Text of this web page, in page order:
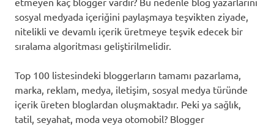
sosyal medyada içeriğini paylaşmaya teşvikten ziyade,
nitelikli ve devamlı içerik üretmeye teşvik edecek bir
sıralama algoritması geliştirilmelidir.
Top 100 listesindeki bloggerların tamamı pazarlama,
marka, reklam, medya, iletişim, sosyal medya türünde
içerik üreten bloglardan oluşmaktadır. Peki ya sağlık,
tatil, seyahat, moda veya otomobil? Blogger